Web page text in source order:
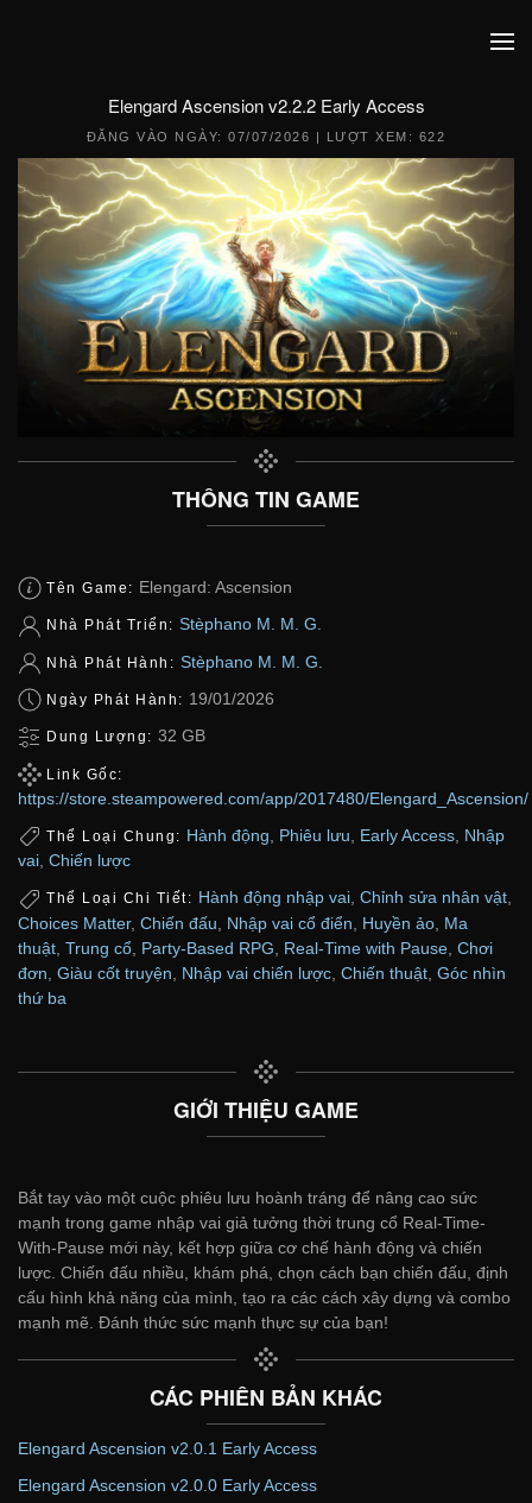
Elengard Ascension v2.2.2 Early Access
ĐĂNG VÀO NGÀY:07/07/2026 | LƯỢT XEM: 622
THÔNG TIN GAME
Tên Game: Elengard: Ascension
Nhà Phát Triển: Stèphano M. M. G.
Nhà Phát Hành: Stèphano M. M. G.
Ngày Phát Hành: 19/01/2026
Dung Lượng: 32 GB
Link Gốc:
https://store.steampowered.com/app/2017480/Elengard_Ascension/
Thể Loại Chung: Hành động Phiêu lưu Early Access Nhập
vai, Chiến lược
Thể Loại Chi Tiết: Hành động nhập vai, Chỉnh sửa nhân vật,
Choices Matter, Chiến đấu Nhập vai cổ điển Huyền ảo Ma
thuật Trung cổ Party-Based RPG Real-Time with Pause Chơi
đơn Giàu cốt truyện Nhập vai chiến lược Chiến thuật Góc nhìn
thứ ba
GIỚI THIỆU GAME
Bắt tay vào một cuộc phiêu lưu hoành tráng để nâng cao sức
mạnh trong game nhập vai giả tưởng thời trung cổ Real-Time-
With-Pause mới này, kết hợp giữa cơ chế hành động và chiến
lược. Chiến đấu nhiều, khám phá, chọn cách bạn chiến đấu, định
cấu hình khả năng của mình, tạo ra các cách xây dựng và combo
mạnh mẽ. Đánh thức sức mạnh thực sự của bạn!
CÁC PHIÊN BẢN KHÁC
Elengard Ascension v2.0.1 Early Access
Elengard Ascension v2.0.0 Early Access